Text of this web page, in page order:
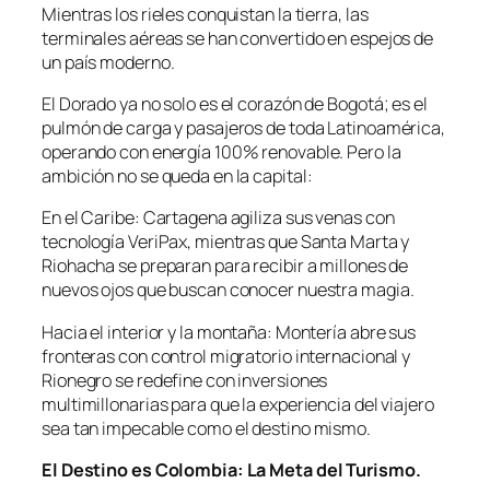
Mientras los rieles conquistan la tierra, las
terminales aéreas se han convertido en espejos de
un país moderno.
El Dorado ya no solo es el corazón de Bogotá; es el
pulmón de carga y pasajeros de toda Latinoamérica,
operando con energía 100% renovable. Pero la
ambición no se queda en la capital:
En el Caribe: Cartagena agiliza sus venas con
tecnología VeriPax, mientras que Santa Marta y
Riohacha se preparan para recibir a millones de
nuevos ojos que buscan conocer nuestra magia.
Hacia el interior y la montaña: Montería abre sus
fronteras con control migratorio internacional y
Rionegro se redefine con inversiones
multimillonarias para que la experiencia del viajero
sea tan impecable como el destino mismo.
El Destino es Colombia: La Meta del Turismo.